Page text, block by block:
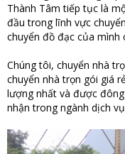
Thành Tâm tiếp tục là
đầu trong lĩnh vực
chuyển đồ đạc của mình
Chúng tôi, chuyển nhà
chuyển nhà trọn gói giá
lượng nhất và được
nhận trong ngành dịch